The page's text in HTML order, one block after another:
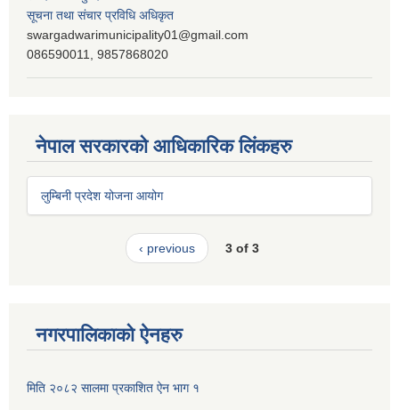
सूचना तथा संचार प्रविधि अधिकृत
swargadwarimunicipality01@gmail.com
086590011, 9857868020
नेपाल सरकारको आधिकारिक लिंकहरु
लुम्बिनी प्रदेश योजना आयोग
‹ previous 3 of 3
नगरपालिकाको ऐनहरु
मिति २०८२ सालमा प्रकाशित ऐन भाग १